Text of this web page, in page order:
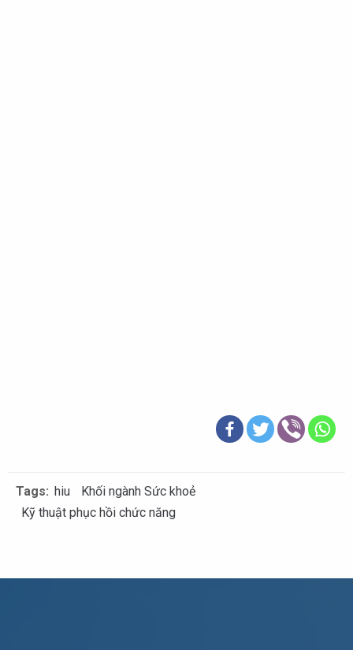
Tags: hiu
Khối ngành Sức khoẻ
Kỹ thuật phục hồi chức năng